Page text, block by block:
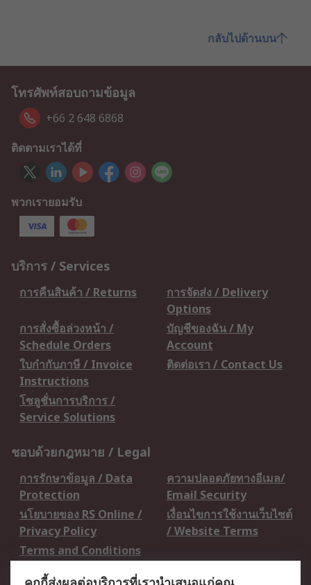
กลับไปด้านบน
โทรศัพท์สอบถามข้อมูล
+66 2 648 6868
ติดตามเราได้ที่
พวกเรายอมรับ
บริการ / Services
การคืนสินค้า / Returns
การจัดส่ง / Delivery
Options
การสั่งซื้อล่วงหน้า /
Schedule Orders
บัญชีของฉัน / My
Account
ใบกำกับภาษี / Invoice
Instructions
ติดต่อเรา / Contact Us
โซลูชั่นการบริการ /
Service Solutions
ชอบด้วยกฎหมาย / Legal
การรักษาข้อมูล / Data
Protection
ความปลอดภัยทางอีเมล/
Email Security
นโยบายของ RS Online /
Privacy Policy
เงื่อนไขการใช้งานเว็บไซต์
/ Website Terms
Terms and Conditions